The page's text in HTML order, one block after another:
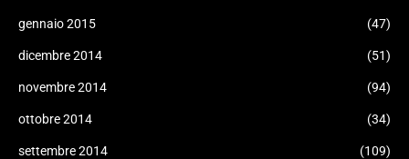
gennaio 2015 (47)
dicembre 2014 (51)
novembre 2014 (94)
ottobre 2014 (34)
settembre 2014 (109)